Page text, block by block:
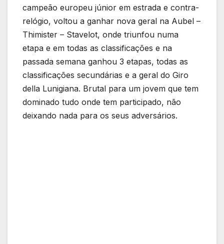
campeão europeu júnior em estrada e contra-
relógio, voltou a ganhar nova geral na Aubel –
Thimister – Stavelot, onde triunfou numa
etapa e em todas as classificações e na
passada semana ganhou 3 etapas, todas as
classificações secundárias e a geral do Giro
della Lunigiana. Brutal para um jovem que tem
dominado tudo onde tem participado, não
deixando nada para os seus adversários.